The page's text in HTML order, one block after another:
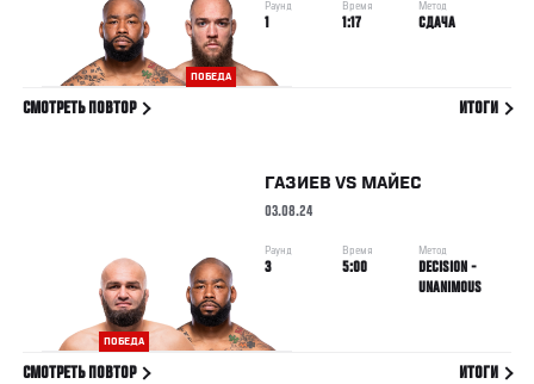
ПОБЕДА
Раунд
1
Время
1:17
Метод
СДАЧА
СМОТРЕТЬ ПОВТОР ИТОГИ
ПОБЕДА
ГАЗИЕВ VS МАЙЕС
03.08.24
Раунд
3
Время
5:00
Метод
DECISION -
UNANIMOUS
СМОТРЕТЬ ПОВТОР ИТОГИ